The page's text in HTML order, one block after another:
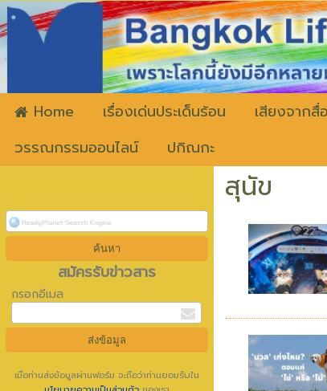
Home เรื่องเด่นประเด็นร้อน เสียงจากสื่อ
วรรณกรรมออนไลน์
ปกิณกะ
สมัครรับข่าวสาร
กรอกอีเมล
เมื่อท่านส่งข้อมูลผ่านฟอร์ม จะถือว่าท่านยอมรับใน
สุนัข